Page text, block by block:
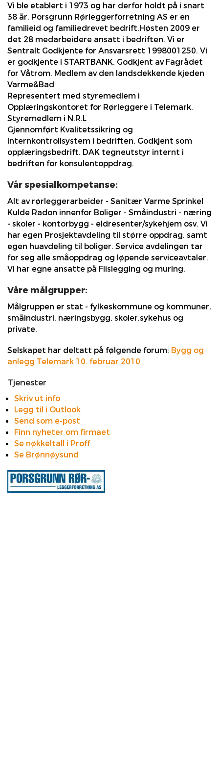
Vi ble etablert i 1973 og har derfor holdt på i snart
38 år. Porsgrunn Rørleggerforretning AS er en
familieid og familiedrevet bedrift.Høsten 2009 er
det 28 medarbeidere ansatt i bedriften. Vi er
Sentralt Godkjente for Ansvarsrett 1998001250. Vi
er godkjente i STARTBANK. Godkjent av Fagrådet
for Våtrom. Medlem av den landsdekkende kjeden
Varme&Bad
Representert med styremedlem i
Opplæringskontoret for Rørleggere i Telemark.
Styremedlem i N.R.L
Gjennomført Kvalitetssikring og
Internkontrollsystem i bedriften. Godkjent som
opplæringsbedrift. DAK tegneutstyr internt i
bedriften for konsulentoppdrag.
Vår spesialkompetanse:
Alt av rørleggerarbeider - Sanitær Varme Sprinkel
Kulde Radon innenfor Boliger - Småindustri - næring
- skoler - kontorbygg - eldresenter/sykehjem osv. Vi
har egen Prosjektavdeling til større oppdrag, samt
egen huavdeling til boliger. Service avdelingen tar
for seg alle småoppdrag og løpende serviceavtaler.
Vi har egne ansatte på Flislegging og muring.
Våre målgrupper:
Målgruppen er stat - fylkeskommune og kommuner,
småindustri, næringsbygg, skoler,sykehus og
private.
Selskapet har deltatt på følgende forum: Bygg og
anlegg Telemark 10. februar 2010
Tjenester
Skriv ut info
Legg til i Outlook
Send som e-post
Finn nyheter om firmaet
Se nøkkeltall i Proff
Se Brønnøysund